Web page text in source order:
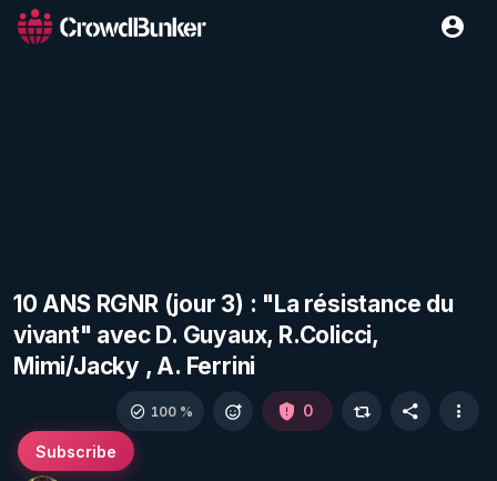
10 ANS RGNR (jour 3) : "La résistance du
vivant" avec D. Guyaux, R.Colicci,
Mimi/Jacky , A. Ferrini
Subscribe
100 % 0